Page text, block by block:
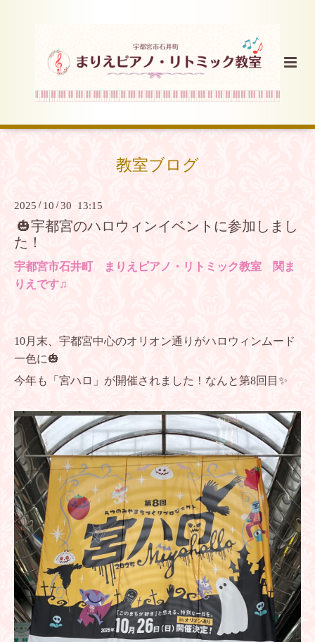
教室ブログ
2025 / 10 /30 13:15
🎃宇都宮のハロウィンイベントに参加しまし
た！
宇都宮市石井町 まりえピアノ・リトミック教室 関ま
りえです♫
10月末、宇都宮中心のオリオン通りがハロウィンムード
一色に🎃
今年も「宮ハロ」が開催されました！なんと第8回目✨